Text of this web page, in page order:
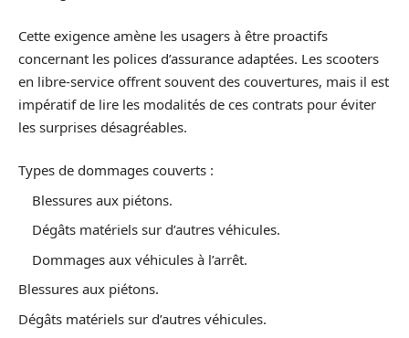
Cette exigence amène les usagers à être proactifs
concernant les polices d’assurance adaptées. Les scooters
en libre-service offrent souvent des couvertures, mais il est
impératif de lire les modalités de ces contrats pour éviter
les surprises désagréables.
Types de dommages couverts :
Blessures aux piétons.
Dégâts matériels sur d’autres véhicules.
Dommages aux véhicules à l’arrêt.
Blessures aux piétons.
Dégâts matériels sur d’autres véhicules.